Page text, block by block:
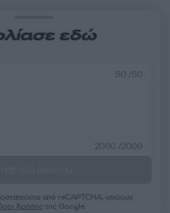
εδώ
50 /50
2000 /2000
από reCAPTCHA, ισχύουν
Χρήσης της Google.